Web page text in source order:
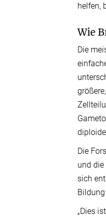
helfen,
Wie
Die
Die
und
sich
„Dies